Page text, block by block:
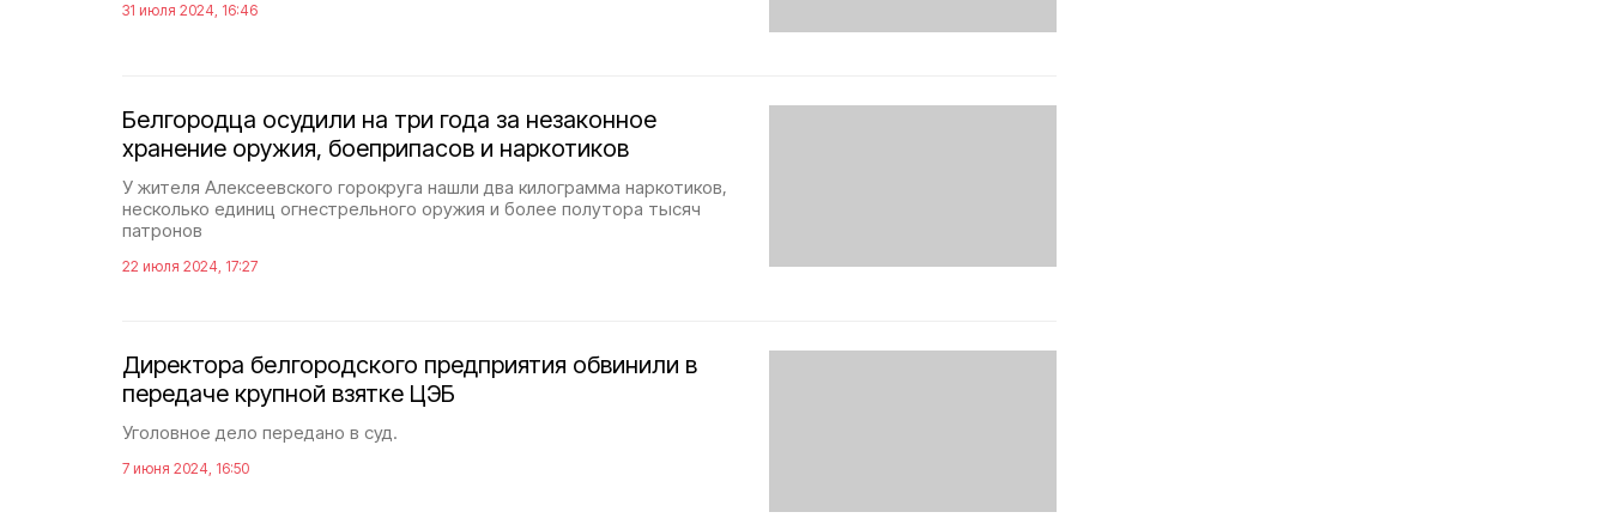
31 июля 2024, 16:46
Белгородца осудили на три года за незаконное
хранение оружия, боеприпасов и наркотиков
У жителя Алексеевского горокруга нашли два килограмма наркотиков,
несколько единиц огнестрельного оружия и более полутора тысяч
патронов
22 июля 2024, 17:27
Директора белгородского предприятия обвинили в
передаче крупной взятке ЦЭБ
Уголовное дело передано в суд.
7 июня 2024, 16:50